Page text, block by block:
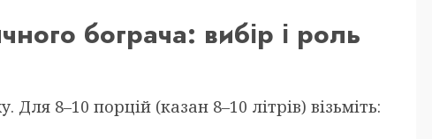
бограча: вибір і роль
Для 8–10 порцій (казан 8–10 літрів) візьміть: